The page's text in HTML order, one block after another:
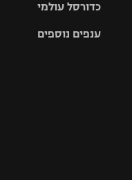
גביע הטוטו
ליגה
סל
כדורסל עולמי
ענפים נוספים